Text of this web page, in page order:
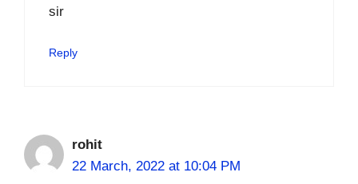
sir
Reply
rohit
22 March, 2022 at 10:04 PM